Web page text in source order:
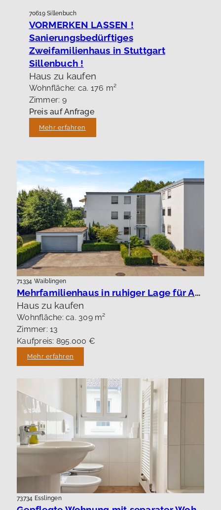
70619 Sillenbuch
VORMERKEN LASSEN !
Sanierungsbedürftiges
Zweifamilienhaus in Stuttgart
Sillenbuch !
Haus zu kaufen
Wohnfläche: ca. 176 m²
Zimmer: 9
Preis auf Anfrage
Mehr erfahren
71334 Waiblingen
Mehrfamilienhaus in ruhiger Lage für Anleger oder Eigennutzung.
Haus zu kaufen
Wohnfläche: ca. 309 m²
Zimmer: 13
Kaufpreis: 895.000 €
Mehr erfahren
73734 Esslingen